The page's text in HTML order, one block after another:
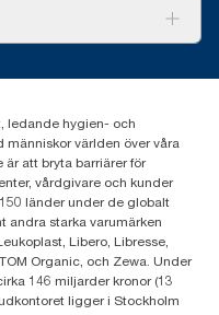
ledande hygien- och
människor världen över våra
är att bryta barriärer för
vårdgivare och kunder
länder under de globalt
andra starka varumärken
Libero, Libresse,
Organic, och Zewa. Under
146 miljarder kronor (13
ligger i Stockholm